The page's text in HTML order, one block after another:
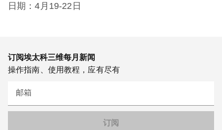
日期：4月19-22日
订阅埃太科三维每月新闻
操作指南、使用教程，应有尽有
邮箱